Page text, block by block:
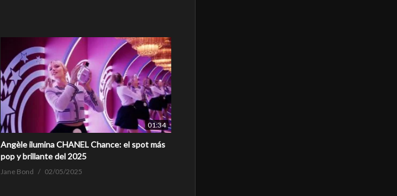
01:34
Angèle ilumina CHANEL Chance: el spot más
pop y brillante del 2025
Jane Bond 02/05/2025